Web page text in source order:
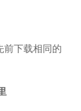
下载相同的